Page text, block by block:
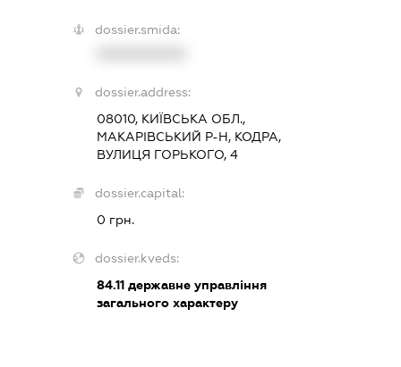
dossier.smida:
dossier.address:
08010, КИЇВСЬКА ОБЛ.,
МАКАРІВСЬКИЙ Р-Н, КОДРА,
ВУЛИЦЯ ГОРЬКОГО, 4
dossier.capital:
0 грн.
dossier.kveds:
84.11 державне управління
загального характеру